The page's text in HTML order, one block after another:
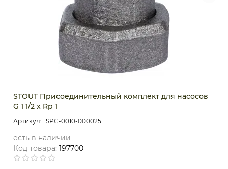
Термостаты капиллярные
Термостаты накладные
Термостаты погружные
Щиты распределительные
STOUT Присоединительный комплект для насосов
G 1 1/2 x Rp 1
SPC-0010-000025
есть в наличии
Код товара: 197700